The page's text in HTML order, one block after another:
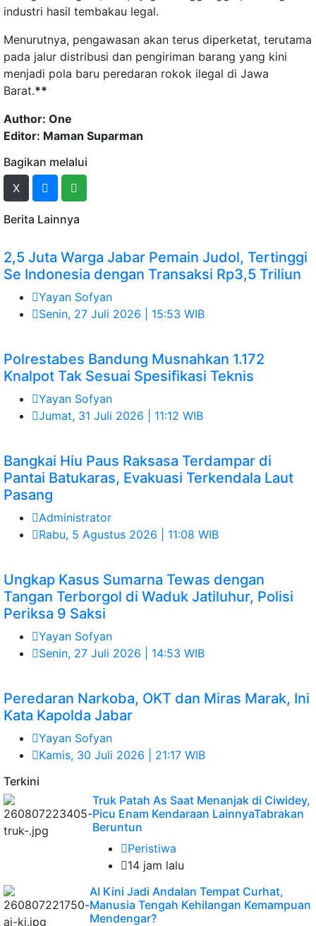
industri hasil tembakau legal.
Menurutnya, pengawasan akan terus diperketat, terutama
pada jalur distribusi dan pengiriman barang yang kini
menjadi pola baru peredaran rokok ilegal di Jawa
Barat.**
Author: One
Editor: Maman Suparman
Bagikan melalui
X
Berita Lainnya
2,5 Juta Warga Jabar Pemain Judol, Tertinggi
Se Indonesia dengan Transaksi Rp3,5 Triliun
Yayan Sofyan
Senin, 27 Juli 2026 | 15:53 WIB
Polrestabes Bandung Musnahkan 1.172
Knalpot Tak Sesuai Spesifikasi Teknis
Yayan Sofyan
Jumat, 31 Juli 2026 | 11:12 WIB
Bangkai Hiu Paus Raksasa Terdampar di
Pantai Batukaras, Evakuasi Terkendala Laut
Pasang
Administrator
Rabu, 5 Agustus 2026 | 11:08 WIB
Ungkap Kasus Sumarna Tewas dengan
Tangan Terborgol di Waduk Jatiluhur, Polisi
Periksa 9 Saksi
Yayan Sofyan
Senin, 27 Juli 2026 | 14:53 WIB
Peredaran Narkoba, OKT dan Miras Marak, Ini
Kata Kapolda Jabar
Yayan Sofyan
Kamis, 30 Juli 2026 | 21:17 WIB
Terkini
Truk Patah As Saat Menanjak di Ciwidey,
Picu Enam Kendaraan LainnyaTabrakan
Beruntun
Peristiwa
14 jam lalu
AI Kini Jadi Andalan Tempat Curhat,
Manusia Tengah Kehilangan Kemampuan
Mendengar?